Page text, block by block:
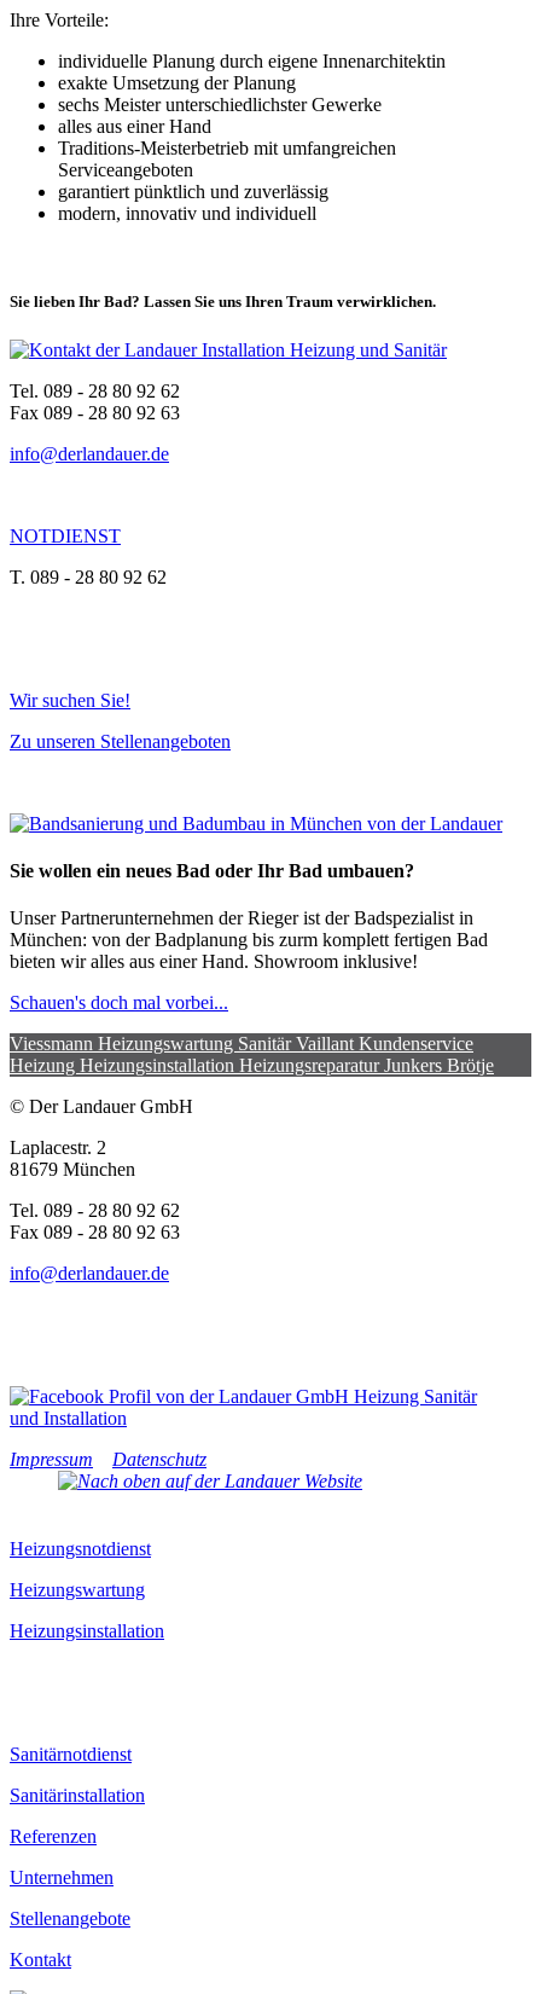
Ihre Vorteile:
individuelle Planung durch eigene Innenarchitektin
exakte Umsetzung der Planung
sechs Meister unterschiedlichster Gewerke
alles aus einer Hand
Traditions-Meisterbetrieb mit umfangreichen
Serviceangeboten
garantiert pünktlich und zuverlässig
modern, innovativ und individuell
Sie lieben Ihr Bad? Lassen Sie uns Ihren Traum verwirklichen.
Tel. 089 - 28 80 92 62
Fax 089 - 28 80 92 63
info@derlandauer.de
NOTDIENST
T. 089 - 28 80 92 62
Wir suchen Sie!
Zu unseren Stellenangeboten
Sie wollen ein neues Bad oder Ihr Bad umbauen?
Unser Partnerunternehmen der Rieger ist der Badspezialist in
München: von der Badplanung bis zurm komplett fertigen Bad
bieten wir alles aus einer Hand. Showroom inklusive!
Schauen's doch mal vorbei...
Viessmann Heizungswartung SanitärVaillant Kundenservice
Heizung Heizungsinstallation HeizungsreparaturJunkers Brötje
© Der Landauer GmbH
Laplacestr. 2
81679 München
Tel. 089 - 28 80 92 62
Fax 089 - 28 80 92 63
info@derlandauer.de
Impressum Datenschutz
Heizungsnotdienst
Heizungswartung
Heizungsinstallation
Sanitärnotdienst
Sanitärinstallation
Referenzen
Unternehmen
Stellenangebote
Kontakt